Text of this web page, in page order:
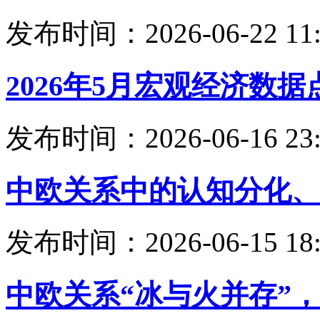
发布时间：2026-06-22
2026年5月宏观经济数据
发布时间：2026-06-16
中欧关系中的认知分化
发布时间：2026-06-15
中欧关系“冰与火并存”